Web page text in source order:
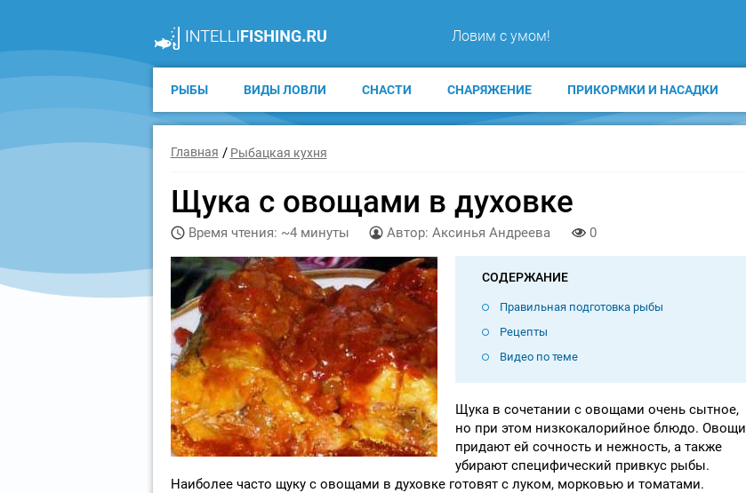
Ловим с умом!
РЫБЫ ВИДЫ ЛОВЛИ СНАСТИ СНАРЯЖЕНИЕ ПРИКОРМКИ И НАСАДКИ
Главная Рыбацкая кухня
Щука с овощами в духовке
Время чтения: ~4 минуты Автор: Аксинья Андреева 0
СОДЕРЖАНИЕ
Правильная подготовка рыбы
Рецепты
Видео по теме
Щука в сочетании с овощами очень сытное,
но при этом низкокалорийное блюдо. Овощи
придают ей сочность и нежность, а также
убирают специфический привкус рыбы.
Наиболее часто щуку с овощами в духовке готовят с луком, морковью и томатами.